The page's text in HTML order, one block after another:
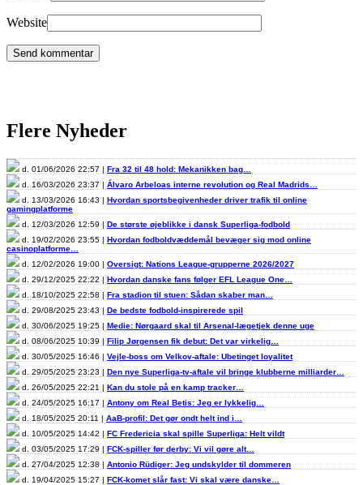
Website
Flere Nyheder
d. 01/06/2026 22:57 | Fra 32 til 48 hold: Mekanikken bag…
d. 16/03/2026 23:37 | Álvaro Arbeloas interne revolution og Real Madrids…
d. 13/03/2026 16:43 | Hvordan sportsbegivenheder driver trafik til online
gamingplatforme
d. 12/03/2026 12:59 | De største øjeblikke i dansk Superliga-fodbold
d. 19/02/2026 23:55 | Hvordan fodboldvæddemål bevæger sig mod online
casinoplatforme…
d. 12/02/2026 19:00 | Oversigt: Nations League-grupperne 2026/2027
d. 29/12/2025 22:22 | Hvordan danske fans følger EFL League One…
d. 18/10/2025 22:58 | Fra stadion til stuen: Sådan skaber man…
d. 29/08/2025 23:43 | De bedste fodbold-inspirerede spil
d. 30/06/2025 19:25 | Medie: Nørgaard skal til Arsenal-lægetjek denne uge
d. 08/06/2025 10:39 | Filip Jørgensen fik debut: Det var virkelig…
d. 30/05/2025 16:46 | Vejle-boss om Velkov-aftale: Ubetinget loyalitet
d. 29/05/2025 23:23 | Den nye Superliga-tv-aftale vil bringe klubberne milliarder…
d. 26/05/2025 22:21 | Kan du stole på en kamp tracker…
d. 24/05/2025 16:17 | Antony om Real Betis: Jeg er lykkelig…
d. 18/05/2025 20:11 | AaB-profil: Det gør ondt helt ind i…
d. 10/05/2025 14:42 | FC Fredericia skal spille Superliga: Helt vildt
d. 03/05/2025 17:29 | FCK-spiller før derby: Vi vil gøre alt…
d. 27/04/2025 12:38 | Antonio Rüdiger: Jeg undskylder til dommeren
d. 19/04/2025 15:27 | FCK-komet slår fast: Vi skal være danske…